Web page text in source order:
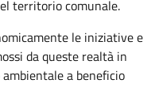
territorio comunale.
le iniziative e
da queste realtà in
a beneficio